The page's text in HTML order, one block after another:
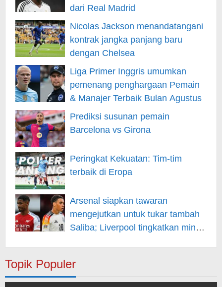
dari Real Madrid
Nicolas Jackson menandatangani
kontrak jangka panjang baru
dengan Chelsea
Liga Primer Inggris umumkan
pemenang penghargaan Pemain
& Manajer Terbaik Bulan Agustus
Prediksi susunan pemain
Barcelona vs Girona
Peringkat Kekuatan: Tim-tim
terbaik di Eropa
Arsenal siapkan tawaran
mengejutkan untuk tukar tambah
Saliba; Liverpool tingkatkan minat
Topik Populer